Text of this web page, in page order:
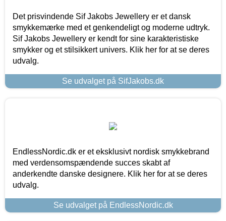
Det prisvindende Sif Jakobs Jewellery er et dansk
smykkemærke med et genkendeligt og moderne udtryk.
Sif Jakobs Jewellery er kendt for sine karakteristiske
smykker og et stilsikkert univers. Klik her for at se deres
udvalg.
Se udvalget på SifJakobs.dk
EndlessNordic.dk er et eksklusivt nordisk smykkebrand
med verdensomspændende succes skabt af
anderkendte danske designere. Klik her for at se deres
udvalg.
Se udvalget på EndlessNordic.dk